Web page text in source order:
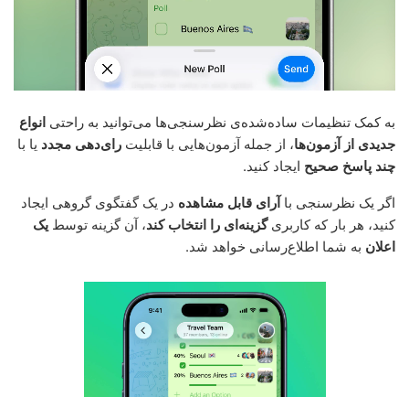
به کمک تنظیمات ساده‌شده‌ی نظرسنجی‌ها می‌توانید به راحتی انواع
جدیدی از آزمون‌ها، از جمله آزمون‌هایی با قابلیت رای‌دهی مجدد یا با
چند پاسخ صحیح ایجاد کنید.
اگر یک نظرسنجی باآرای قابل مشاهده در یک گفتگوی گروهی ایجاد
کنید، هر بار که کاربریگزینه‌ای را انتخاب کند، آن گزینه توسط یک
اعلان به شما اطلاع‌رسانی خواهد شد.